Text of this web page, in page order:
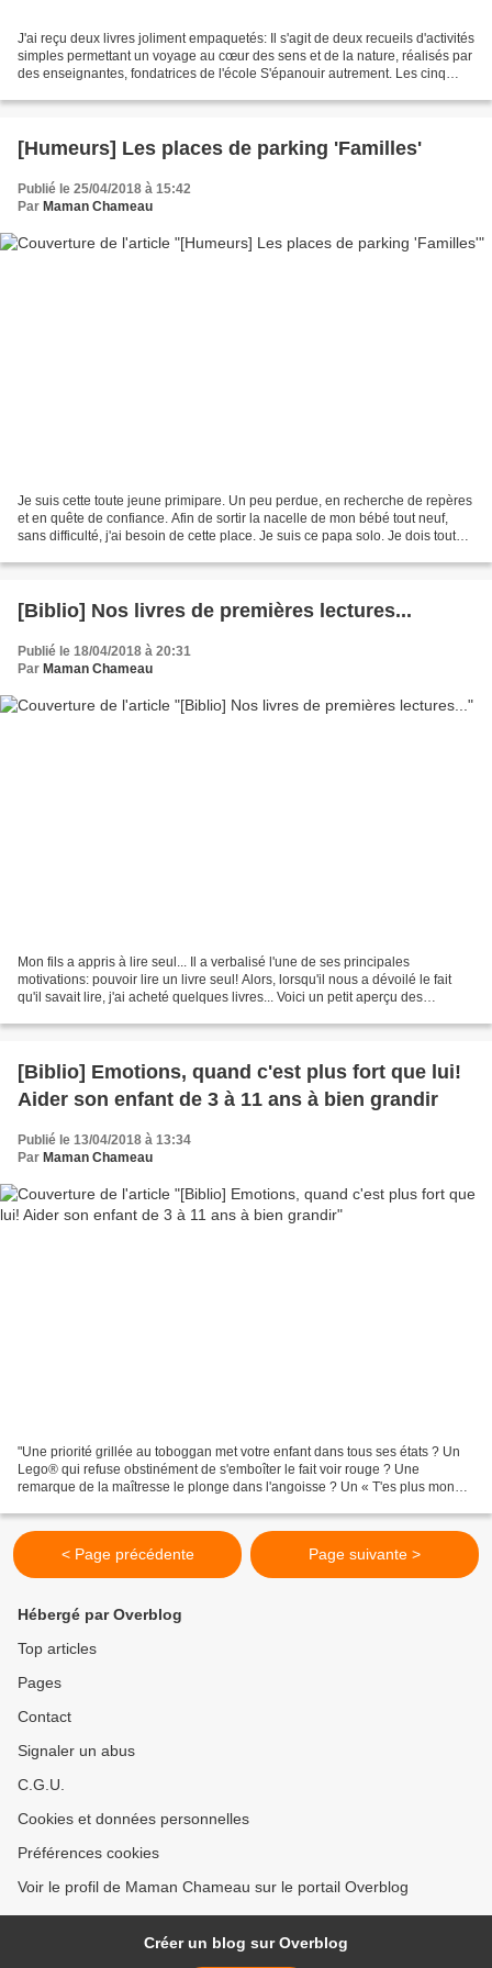
J'ai reçu deux livres joliment empaquetés: Il s'agit de deux recueils d'activités
simples permettant un voyage au cœur des sens et de la nature, réalisés par
des enseignantes, fondatrices de l'école S'épanouir autrement. Les cinq
[Humeurs] Les places de parking 'Familles'
Publié le 25/04/2018 à 15:42
Par Maman Chameau
Je suis cette toute jeune primipare. Un peu perdue, en recherche de repères
et en quête de confiance. Afin de sortir la nacelle de mon bébé tout neuf,
sans difficulté, j'ai besoin de cette place. Je suis ce papa solo. Je dois tout
[Biblio] Nos livres de premières lectures...
Publié le 18/04/2018 à 20:31
Par Maman Chameau
Mon fils a appris à lire seul... Il a verbalisé l'une de ses principales
motivations: pouvoir lire un livre seul! Alors, lorsqu'il nous a dévoilé le fait
qu'il savait lire, j'ai acheté quelques livres... Voici un petit aperçu des
[Biblio] Emotions, quand c'est plus fort que lui!
Aider son enfant de 3 à 11 ans à bien grandir
Publié le 13/04/2018 à 13:34
Par Maman Chameau
"Une priorité grillée au toboggan met votre enfant dans tous ses états ? Un
Lego® qui refuse obstinément de s'emboîter le fait voir rouge ? Une
remarque de la maîtresse le plonge dans l'angoisse ? Un « T'es plus mon
< Page précédente Page suivante >
Hébergé par Overblog
Top articles
Pages
Contact
Signaler un abus
C.G.U.
Cookies et données personnelles
Préférences cookies
Voir le profil de Maman Chameau sur le portail Overblog
Créer un blog sur Overblog